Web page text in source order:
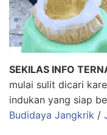
SEKILAS INFO
mulai sulit dicari
indukan yang siap
Budidaya Jangkrik /